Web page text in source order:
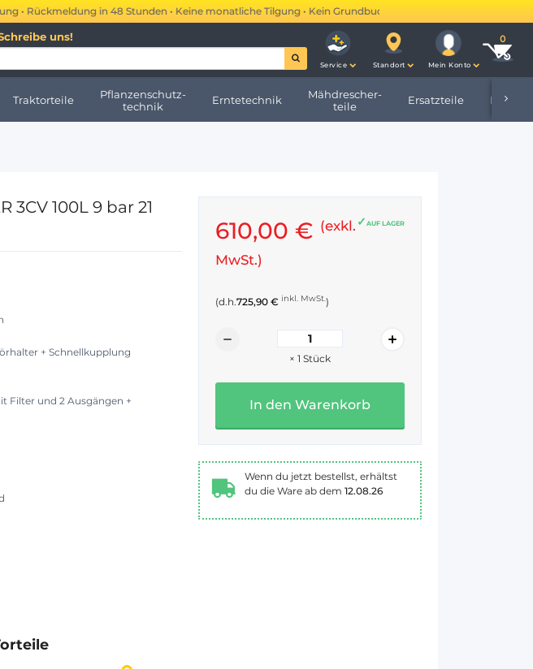
in 48 Stunden • Keine monatliche Tilgung • Kein Grundbucheintrag •
uns!
Service Standort Mein Konto
Traktorteile
Pflanzenschutz-
technik
Erntetechnik
Mähdrescher-
teile
Ersatzteile
3CV 100L 9 bar 21
+ Schnellkupplung
Filter und 2 Ausgängen +
AUF LAGER
610,00 € (exkl.
MwSt.)
(d.h.725,90 € inkl. MwSt.)
× 1 Stück
In den Warenkorb
Wenn du jetzt bestellst, erhältst
du die Ware ab dem 12.08.26